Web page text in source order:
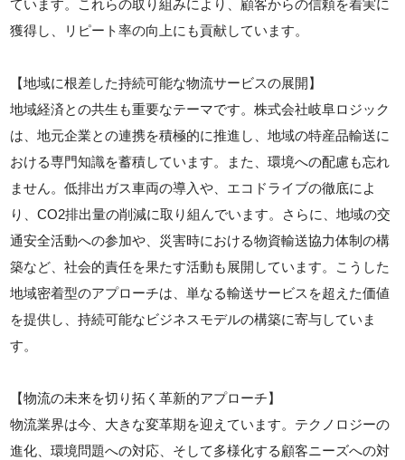
ています。これらの取り組みにより、顧客からの信頼を着実に
獲得し、リピート率の向上にも貢献しています。
【地域に根差した持続可能な物流サービスの展開】
地域経済との共生も重要なテーマです。株式会社岐阜ロジック
は、地元企業との連携を積極的に推進し、地域の特産品輸送に
おける専門知識を蓄積しています。また、環境への配慮も忘れ
ません。低排出ガス車両の導入や、エコドライブの徹底によ
り、CO2排出量の削減に取り組んでいます。さらに、地域の交
通安全活動への参加や、災害時における物資輸送協力体制の構
築など、社会的責任を果たす活動も展開しています。こうした
地域密着型のアプローチは、単なる輸送サービスを超えた価値
を提供し、持続可能なビジネスモデルの構築に寄与していま
す。
【物流の未来を切り拓く革新的アプローチ】
物流業界は今、大きな変革期を迎えています。テクノロジーの
進化、環境問題への対応、そして多様化する顧客ニーズへの対